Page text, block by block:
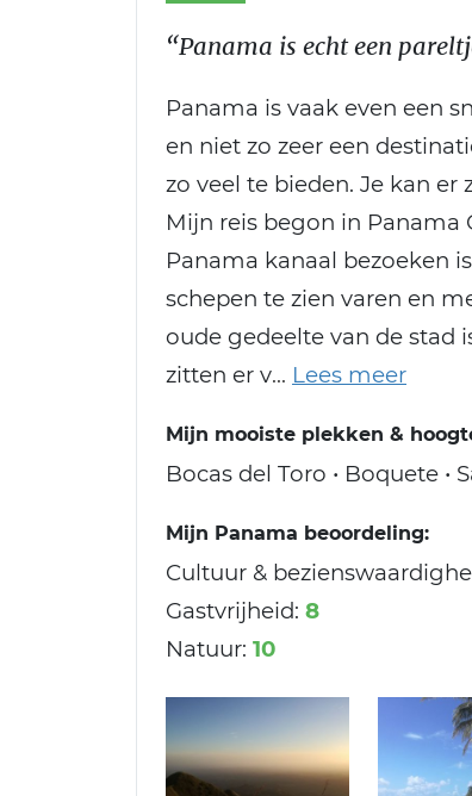
“Panama is echt een
Panama is vaak even een
en niet zo zeer een
zo veel te bieden. Je kan er
Mijn reis begon in Panama
Panama kanaal bezoeken
schepen te zien varen en
oude gedeelte van de stad
zitten er v
Mijn mooiste plekken &
Bocas del Toro • Boquete •
Mijn Panama beoordeling:
Cultuur &
Gastvrijheid: 8
Natuur: 10